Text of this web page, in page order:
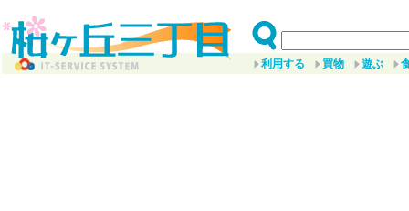
利用する 買物 遊ぶ